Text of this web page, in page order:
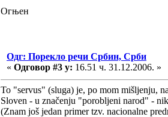
Огњен
Одг: Порекло речи Србин, Срби
« Одговор #3 у: 16.51 ч. 31.12.2006. »
To "servus" (sluga) je, po mom mišljenju,
Sloven - u značenju "porobljeni narod" -
(Znam još jedan primer tzv. nacionalne